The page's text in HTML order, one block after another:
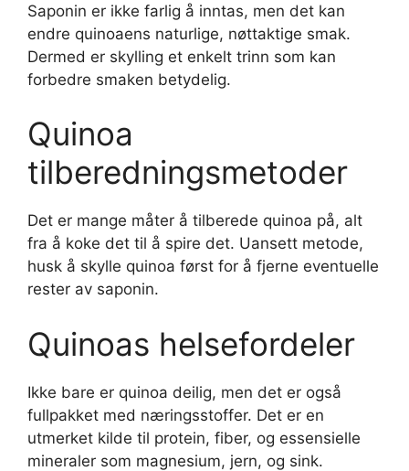
Saponin er ikke farlig å inntas, men det kan
endre quinoaens naturlige, nøttaktige smak.
Dermed er skylling et enkelt trinn som kan
forbedre smaken betydelig.
Quinoa
tilberedningsmetoder
Det er mange måter å tilberede quinoa på, alt
fra å koke det til å spire det. Uansett metode,
husk å skylle quinoa først for å fjerne eventuelle
rester av saponin.
Quinoas helsefordeler
Ikke bare er quinoa deilig, men det er også
fullpakket med næringsstoffer. Det er en
utmerket kilde til protein, fiber, og essensielle
mineraler som magnesium, jern, og sink.